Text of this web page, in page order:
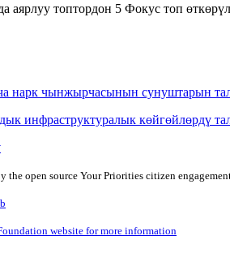
аярлуу топтордон 5 Фокус топ
нарк чынжырчасынын сунуштарын
инфраструктуралык көйгөйлөрдү
the open source Your Priorities citizen
website for more information